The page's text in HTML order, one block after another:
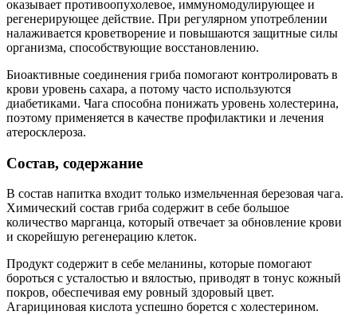
оказывает противоопухолевое, иммуномодулирующее и
регенерирующее действие. При регулярном употреблении
налаживается кроветворение и повышаются защитные силы
организма, способствующие восстановлению.
Биоактивные соединения гриба помогают контролировать в
крови уровень сахара, а потому часто используются
диабетиками. Чага способна понижать уровень холестерина,
поэтому применяется в качестве профилактики и лечения
атеросклероза.
Состав, содержание
В состав напитка входит только измельченная березовая чага.
Химический состав гриба содержит в себе большое
количество марганца, который отвечает за обновление крови
и скорейшую регенерацию клеток.
Продукт содержит в себе меланины, которые помогают
бороться с усталостью и вялостью, приводят в тонус кожный
покров, обеспечивая ему ровный здоровый цвет.
Агарициновая кислота успешно борется с холестерином.